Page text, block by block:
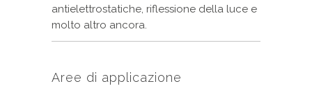
antielettrostatiche, riflessione della luce e
molto altro ancora.
Aree di applicazione